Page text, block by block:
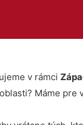
v rámci
Máme pre